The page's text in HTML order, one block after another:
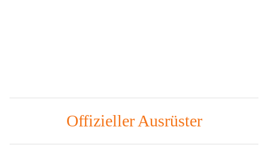
Offizieller Ausrüster